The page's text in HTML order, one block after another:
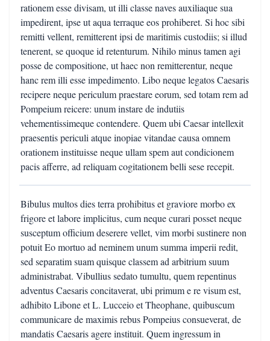
rationem esse divisam, ut illi classe naves auxiliaque sua
impedirent, ipse ut aqua terraque eos prohiberet. Si hoc sibi
remitti vellent, remitterent ipsi de maritimis custodiis; si illud
tenerent, se quoque id retenturum. Nihilo minus tamen agi
posse de compositione, ut haec non remitterentur, neque
hanc rem illi esse impedimento. Libo neque legatos Caesaris
recipere neque periculum praestare eorum, sed totam rem ad
Pompeium reicere: unum instare de indutiis
vehementissimeque contendere. Quem ubi Caesar intellexit
praesentis periculi atque inopiae vitandae causa omnem
orationem instituisse neque ullam spem aut condicionem
pacis afferre, ad reliquam cogitationem belli sese recepit.
Bibulus multos dies terra prohibitus et graviore morbo ex
frigore et labore implicitus, cum neque curari posset neque
susceptum officium deserere vellet, vim morbi sustinere non
potuit Eo mortuo ad neminem unum summa imperii redit,
sed separatim suam quisque classem ad arbitrium suum
administrabat. Vibullius sedato tumultu, quem repentinus
adventus Caesaris concitaverat, ubi primum e re visum est,
adhibito Libone et L. Lucceio et Theophane, quibuscum
communicare de maximis rebus Pompeius consueverat, de
mandatis Caesaris agere instituit. Quem ingressum in